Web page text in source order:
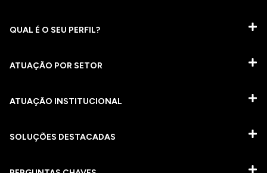
QUAL É O SEU PERFIL?
ATUAÇÃO POR SETOR
ATUAÇÃO INSTITUCIONAL
SOLUÇÕES DESTACADAS